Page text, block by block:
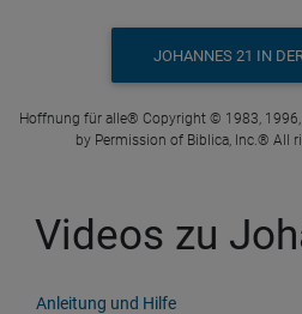
JOHANNES 21 IN
Hoffnung für alle® Copyright © 1983,
by Permission of Biblica, Inc.® All
Videos zu
Anleitung und Hilfe